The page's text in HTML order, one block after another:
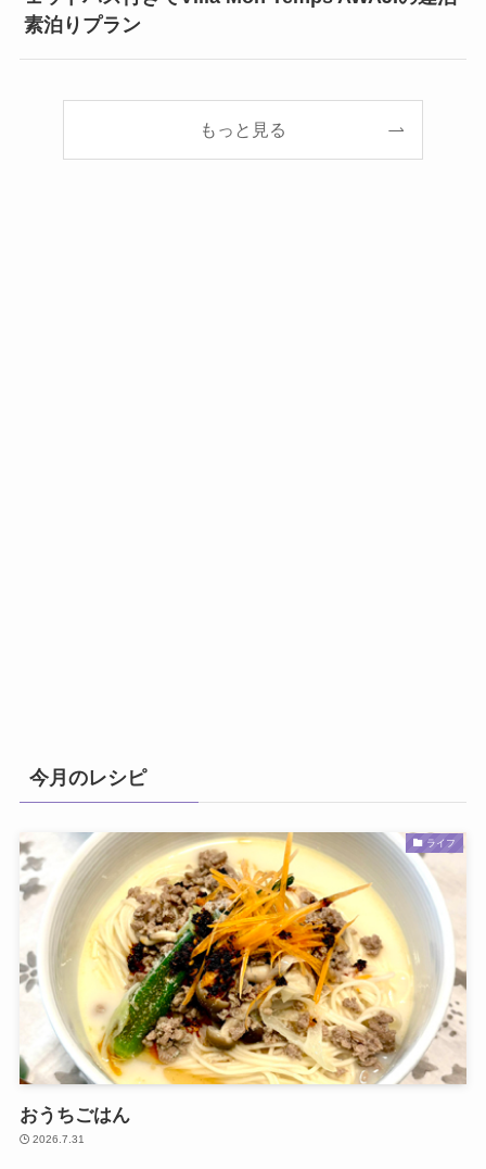
素泊りプラン
もっと見る
今月のレシピ
ライフ
おうちごはん
2026.7.31